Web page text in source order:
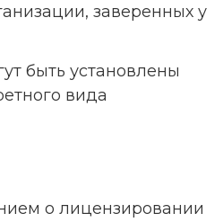
заверенных у
быть установлены
вида
о лицензировании